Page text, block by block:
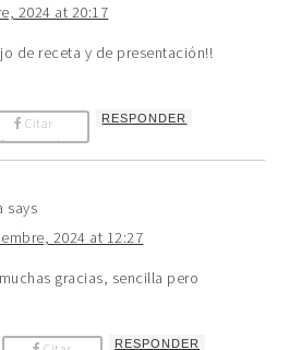
2024 at 20:17
de receta y de presentación!!
Citar
Comentario
RESPONDER
says
2024 at 12:27
gracias, sencilla pero
RESPONDER